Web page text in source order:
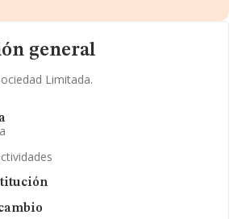
general
Limitada.
y registral complementaria.